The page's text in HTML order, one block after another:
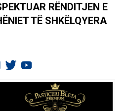
RËNDITJEN E
TË SHKËLQYERA